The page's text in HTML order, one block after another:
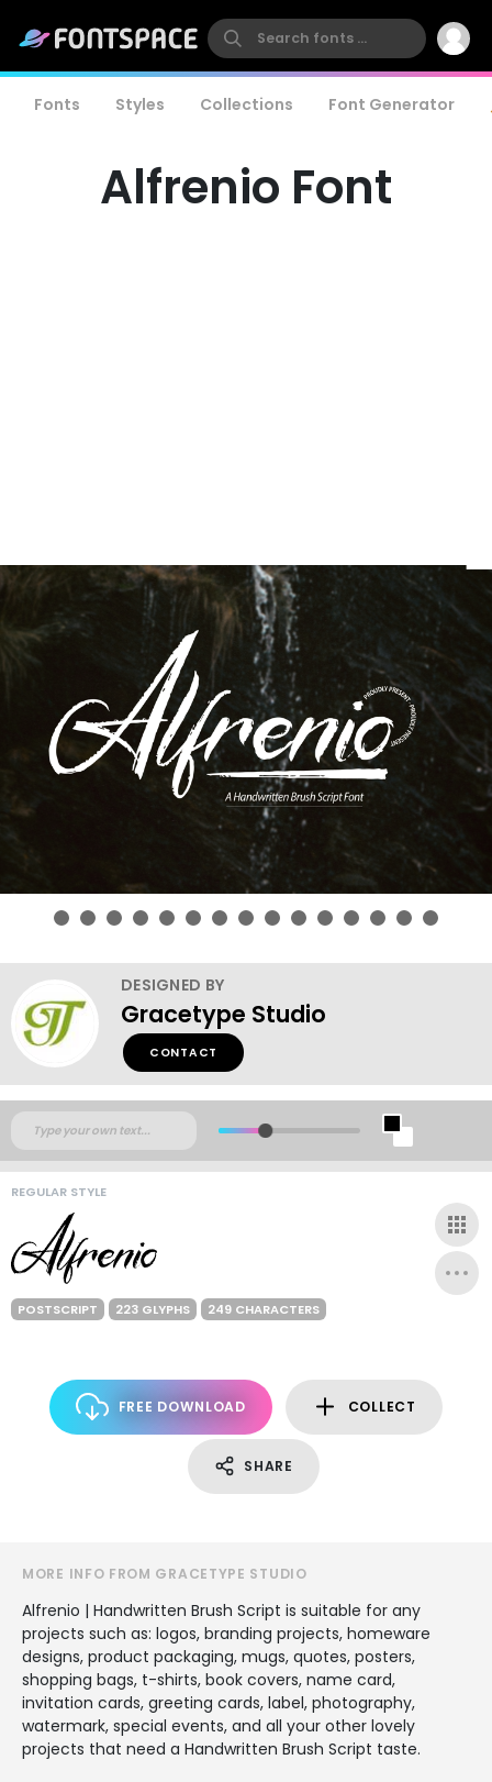
Fonts Styles Collections Font Generator
Alfrenio Font
DESIGNED BY
Gracetype Studio
CONTACT
REGULAR STYLE
POSTSCRIPT 223 GLYPHS 249 CHARACTERS
FREE DOWNLOAD COLLECT
SHARE
MORE INFO FROM GRACETYPE STUDIO
Alfrenio | Handwritten Brush Script is suitable for any
projects such as: logos, branding projects, homeware
designs, product packaging, mugs, quotes, posters,
shopping bags, t-shirts, book covers, name card,
invitation cards, greeting cards, label, photography,
watermark, special events, and all your other lovely
projects that need a Handwritten Brush Script taste.